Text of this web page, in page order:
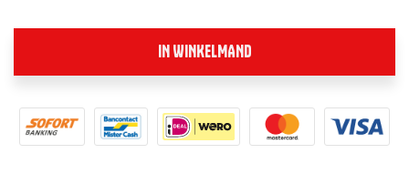
IN WINKELMAND